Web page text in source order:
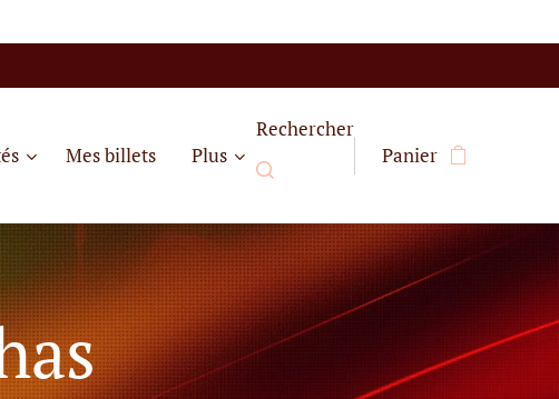
Mes billets Plus
Rechercher
Panier